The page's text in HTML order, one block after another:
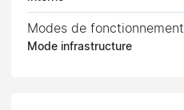
Modes de fonctionnement
Mode infrastructure